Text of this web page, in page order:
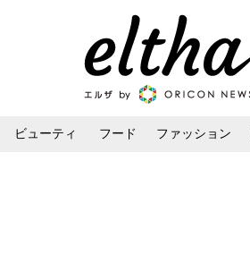
ビューティ フード ファッション